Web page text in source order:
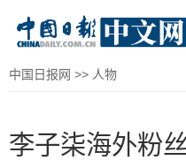
中国日报网 >> 人物
李子柒海外粉